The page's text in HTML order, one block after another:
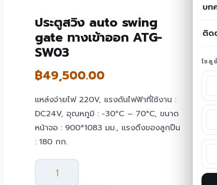
บท
ติด
โซลู
ประตูสวิง auto swing
gate ทางเข้าออก ATG-
SW03
฿49,500.00
แหล่งจ่ายไฟ 220V, แรงดันไฟฟ้าที่ใช้งาน :
DC24V, อุณหภูมิ : -30°C – 70°C, ขนาด
หน้าจอ : 900*1083 มม., แรงดึงของลูกปืน
: 180 กก.
จำนวน